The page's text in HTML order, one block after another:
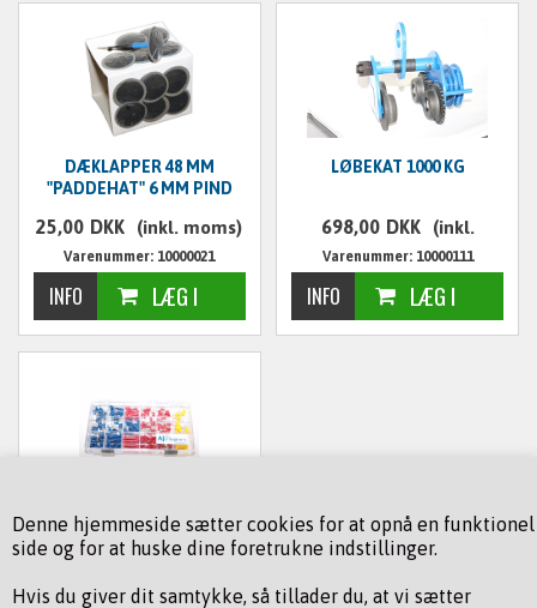
Denne hjemmeside sætter cookies for at opnå en funktionel
side og for at huske dine foretrukne indstillinger.
Hvis du giver dit samtykke, så tillader du, at vi sætter
DÆKLAPPER 48 MM
"PADDEHAT" 6 MM PIND
25,00 DKK (inkl. moms)
Varenummer: 10000021
LØBEKAT 1000 KG
698,00 DKK (inkl.
moms)
Varenummer: 10000111
KABELSKO SÆT 200 DELE